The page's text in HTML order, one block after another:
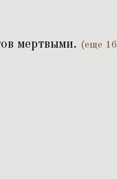
мертвыми. (еще 16